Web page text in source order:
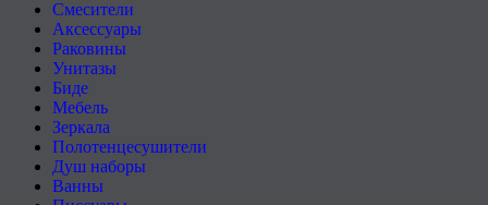
Смесители
Аксессуары
Раковины
Унитазы
Биде
Мебель
Зеркала
Полотенцесушители
Душ наборы
Ванны